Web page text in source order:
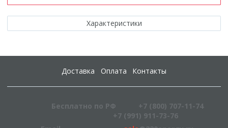
Характеристики
Доставка Оплата Контакты
Бесплатно по РФ
+7 (800) 707-11-74
+7 (991) 911-73-76